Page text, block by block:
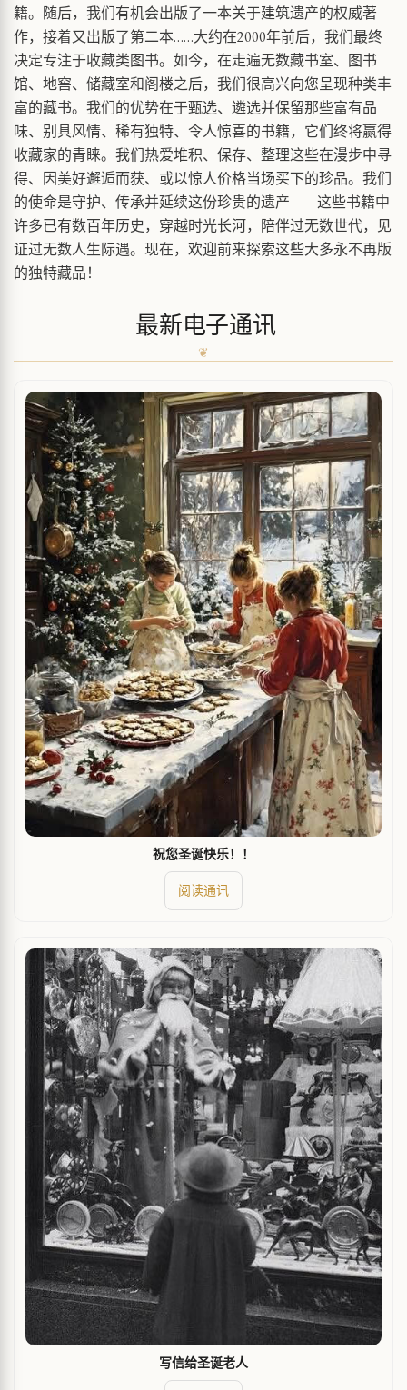
籍。随后，我们有机会出版了一本关于建筑遗产的权威著
作，接着又出版了第二本……大约在2000年前后，我们最终
决定专注于收藏类图书。如今，在走遍无数藏书室、图书
馆、地窖、储藏室和阁楼之后，我们很高兴向您呈现种类丰
富的藏书。我们的优势在于甄选、遴选并保留那些富有品
味、别具风情、稀有独特、令人惊喜的书籍，它们终将赢得
收藏家的青睐。我们热爱堆积、保存、整理这些在漫步中寻
得、因美好邂逅而获、或以惊人价格当场买下的珍品。我们
的使命是守护、传承并延续这份珍贵的遗产——这些书籍中
许多已有数百年历史，穿越时光长河，陪伴过无数世代，见
证过无数人生际遇。现在，欢迎前来探索这些大多永不再版
的独特藏品！
最新电子通讯
祝您圣诞快乐！！
阅读通讯
写信给圣诞老人